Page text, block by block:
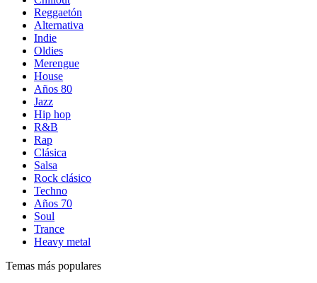
Reggaetón
Alternativa
Indie
Oldies
Merengue
House
Años 80
Jazz
Hip hop
R&B
Rap
Clásica
Salsa
Rock clásico
Techno
Años 70
Soul
Trance
Heavy metal
Temas más populares